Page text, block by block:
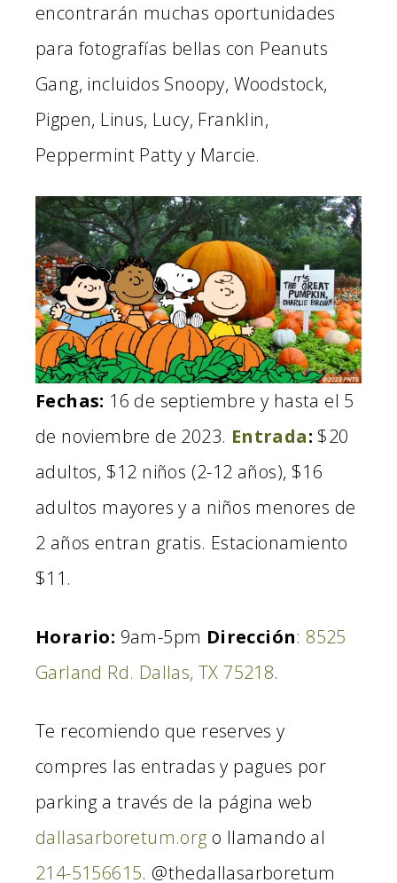
encontrarán muchas oportunidades
para fotografías bellas con Peanuts
Gang, incluidos Snoopy, Woodstock,
Pigpen, Linus, Lucy, Franklin,
Peppermint Patty y Marcie.
Fechas: 16 de septiembre y hasta el 5
de noviembre de 2023. Entrada: $20
adultos, $12 niños (2-12 años), $16
adultos mayores y a niños menores de
2 años entran gratis. Estacionamiento
$11.
Horario: 9am-5pm Dirección: 8525
Garland Rd. Dallas, TX 75218.
Te recomiendo que reserves y
compres las entradas y pagues por
parking a través de la página web
dallasarboretum.org o llamando al
214-5156615. @thedallasarboretum